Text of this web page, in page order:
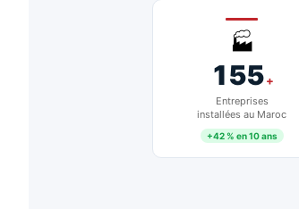
🏭
155+
Entreprises
installées au Maroc
+42 % en 10 ans